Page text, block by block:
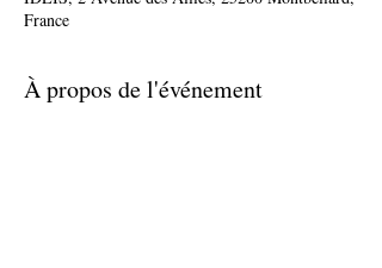
France
À propos de l'événement